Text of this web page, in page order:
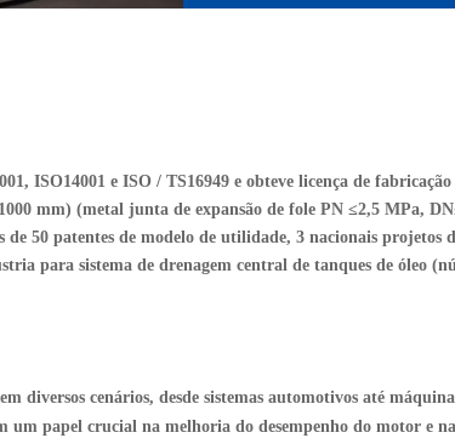
ISO14001 e ISO / TS16949 e obteve licença de
mm) (metal junta de expansão de fole PN ≤2,5 MPa,
50 patentes de modelo de utilidade, 3 nacionais
para sistema de drenagem central de tanques de óleo
diversos cenários, desde sistemas automotivos até
um papel crucial na melhoria do desempenho do motor e